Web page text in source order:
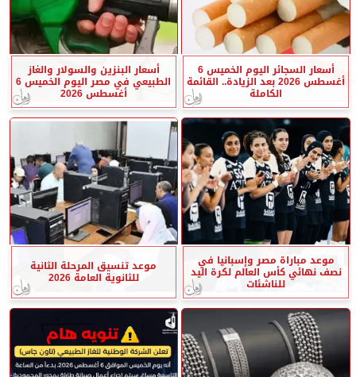
أسعار السجائر اليوم الخميس 6
أغسطس 2026 بعد الزيادة.. القائمة
الكاملة
أسعار البنزين والسولار والغاز
الطبيعي في مصر اليوم الخميس 6
أغسطس 2026
موعد مباراة مصر وإسبانيا في
نصف نهائي كأس العالم لكرة اليد
للناشئات
موعد تنسيق المرحلة الثانية
للثانوية العامة 2026